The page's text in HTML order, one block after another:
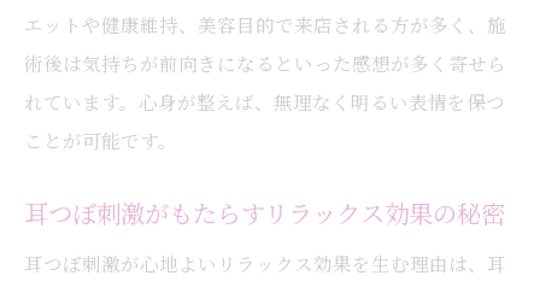
耳つぼを活用した若返りの新習慣を提案
耳つぼの効果で周りから褒められる秘密
耳つぼが“若返ったね”と褒められる秘密
耳つぼケアで褒められる笑顔を増やす方法
エットや健康維持、美容目的で来店される方が多く、施
術後は気持ちが前向きになるといった感想が多く寄せら
れています。心身が整えば、無理なく明るい表情を保つ
ことが可能です。
耳つぼ刺激がもたらすリラックス効果の秘密
耳つぼ刺激が心地よいリラックス効果を生む理由は、耳